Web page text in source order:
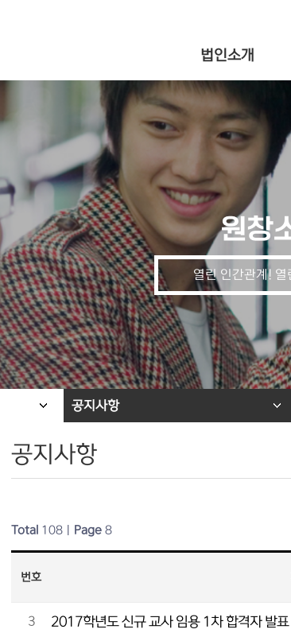
법인소개
원창
열린 인간관계! 열
공지사항
공지사항
Total 108 Page 8
번호
3 2017학년도 신규 교사 임용 1차 합격자 발표